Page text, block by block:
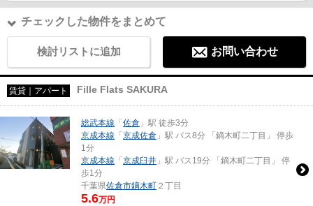
チェックした物件をまとめて
検討リストに追加 お問い合わせ
賃貸｜アパート Fille Flats SAKURA
総武本線 「佐倉 」駅 徒歩3分
京成本線 「京成佐倉 」駅 バス8分 「鏑木町二丁目」 停歩
1分
京成本線 「京成臼井 」駅 バス19分 「鏑木町二丁目」 停
歩1分
千葉県佐倉市鏑木町 ２丁目
5.6万円